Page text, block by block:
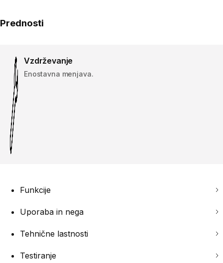
Prednosti
Vzdrževanje
Enostavna menjava.
Funkcije
Uporaba in nega
Tehnične lastnosti
Testiranje